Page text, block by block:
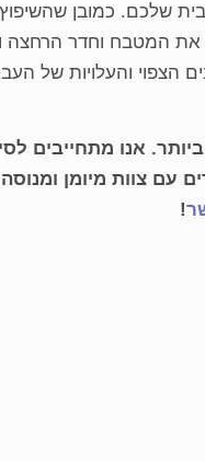
שלכם. כמובן
המטבח וחדר הרחצה
והעלויות של
עם צוות מיומן
!